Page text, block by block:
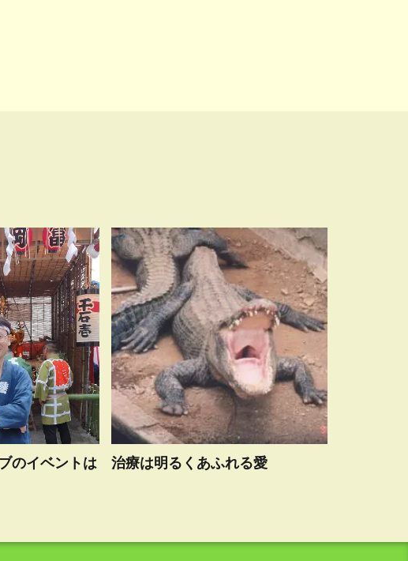
のイベントは
治療は明るくあふれる愛